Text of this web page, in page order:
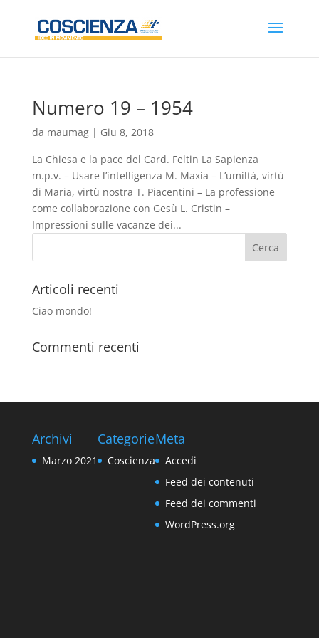
Numero 19 – 1954
da maumag| Giu 8, 2018
La Chiesa e la pace del Card. Feltin La Sapienza
m.p.v. – Usare l’intelligenza M. Maxia – L’umiltà, virtù
di Maria, virtù nostra T. Piacentini – La professione
come collaborazione con Gesù L. Cristin –
Impressioni sulle vacanze dei...
Articoli recenti
Ciao mondo!
Commenti recenti
Archivi
Marzo 2021
Categorie
Coscienza
Meta
Accedi
Feed dei contenuti
Feed dei commenti
WordPress.org